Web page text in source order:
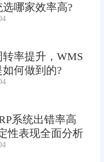
哪家效率高?
转率提升，WMS
如何做到的?
系统出错率高
性表现全面分析